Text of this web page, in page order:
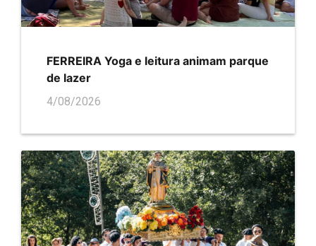
FERREIRA Yoga e leitura animam parque
de lazer
4/08/2026